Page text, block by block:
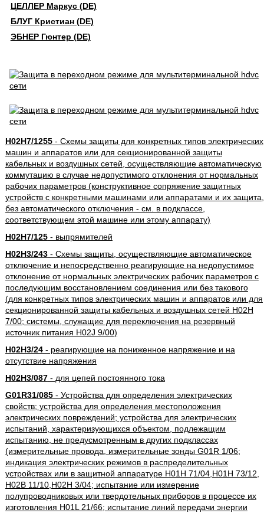
ЦЕЛЛЕР Маркус (DE)
БЛУГ Кристиан (DE)
ЭБНЕР Гюнтер (DE)
H02H7/1255- Схемы защиты для конкретных типов электрических
машин и аппаратов или для секционированной защиты
кабельных и воздушных сетей, осуществляющие автоматическую
коммутацию в случае недопустимого отклонения от нормальных
рабочих параметров (конструктивное сопряжение защитных
устройств с конкретными машинами или аппаратами и их защита,
без автоматического отключения - см. в подклассе,
соответствующем этой машине или этому аппарату)
H02H7/125- выпрямителей
H02H3/243- Схемы защиты, осуществляющие автоматическое
отключение и непосредственно реагирующие на недопустимое
отклонение от нормальных электрических рабочих параметров с
последующим восстановлением соединения или без такового
(для конкретных типов электрических машин и аппаратов или для
секционированной защиты кабельных и воздушных сетей H02H
7/00; системы, служащие для переключения на резервный
источник питания H02J 9/00)
H02H3/24- реагирующие на пониженное напряжение и на
отсутствие напряжения
H02H3/087- для цепей постоянного тока
G01R31/085- Устройства для определения электрических
свойств; устройства для определения местоположения
электрических повреждений; устройства для электрических
испытаний, характеризующихся объектом, подлежащим
испытанию, не предусмотренным в других подклассах
(измерительные провода, измерительные зонды G01R 1/06;
индикация электрических режимов в распределительных
устройствах или в защитной аппаратуре H01H 71/04,H01H 73/12,
H02B 11/10,H02H 3/04; испытание или измерение
полупроводниковых или твердотельных приборов в процессе их
изготовления H01L 21/66; испытание линий передачи энергии